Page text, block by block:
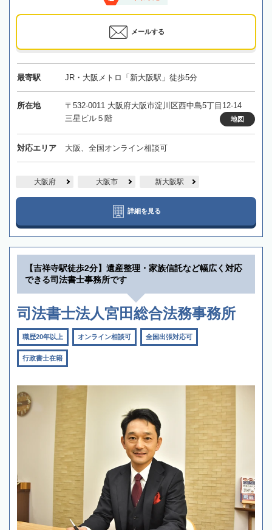
メールする
最寄駅 JR・大阪メトロ「新大阪駅」徒歩5分
所在地
〒532-0011 大阪府大阪市淀川区西中島5丁目12-14
三星ビル５階
地図
対応エリア 大阪、全国オンライン相談可
大阪府 大阪市 新大阪駅
詳細を見る
【吉祥寺駅徒歩2分】遺産整理・家族信託など幅広く対応
できる司法書士事務所です
司法書士法人宮田総合法務事務所
職歴20年以上 オンライン相談可 全国出張対応可
行政書士在籍